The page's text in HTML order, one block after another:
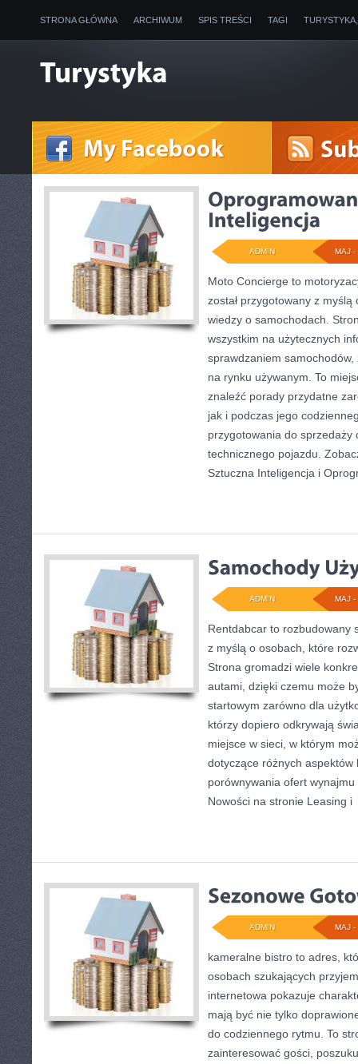
STRONA GŁÓWNA ARCHIWUM SPIS TREŚCI TAGI
MAJ -
ADMIN
Moto Concierge to
został przygotowany z
wiedzy o samochodach.
wszystkim na użytecznych
sprawdzaniem samochodów,
na rynku używanym. To
znaleźć porady przydatne
jak i podczas jego
przygotowania do sprzedaży
technicznego pojazdu.
Sztuczna Inteligencja i
MAJ -
ADMIN
Rentdabcar to rozbudowany
z myślą o osobach, które
Strona gromadzi wiele
autami, dzięki czemu może
startowym zarówno dla
którzy dopiero odkrywają
miejsce w sieci, w którym
dotyczące różnych
porównywania ofert
Nowości na stronie Leasing i
MAJ -
ADMIN
kameralne bistro to adres,
osobach szukających
internetowa pokazuje
mają być nie tylko
do codziennego rytmu. To
zainteresować gości,